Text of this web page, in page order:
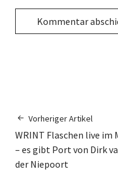
Vorheriger Artikel
WRINT Flaschen live im
– es gibt Port von Dirk
der Niepoort